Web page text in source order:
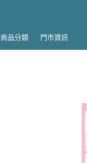
商品分類 門市資訊